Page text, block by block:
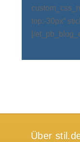
top:-30px“
[/
Über